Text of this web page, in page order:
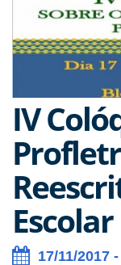
IV
Escolar
17/11/2017